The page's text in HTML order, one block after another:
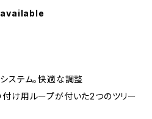
ステム。快適な調整
付け用ループが付いた2つのツリー